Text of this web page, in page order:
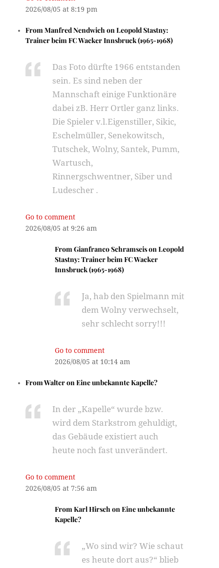
2026/08/05 at 8:19 pm
FromManfred NendwichonLeopold Stastny:
Trainer beim FC Wacker Innsbruck (1965-1968)
Das Foto dürfte 1966 entstanden
sein. Es sind neben der
Mannschaft einige Funktionäre
dabei zB. Herr Ortler ganz links.
Die Spieler v.l.Eigenstiller, Sikic,
Eschelmüller, Senekowitsch,
Tutschek, Wolny, Santek, Pumm,
Wartusch,
Rinnergschwentner, Siber und
Ludescher .
Go to comment
2026/08/05 at 9:26 am
FromGianfranco SchramseisonLeopold
Stastny: Trainer beim FC Wacker
Innsbruck (1965-1968)
Ja, hab den Spielmann mit
dem Wolny verwechselt,
sehr schlecht sorry!!!
Go to comment
2026/08/05 at 10:14 am
FromWalteronEine unbekannte Kapelle?
In der „Kapelle“ wurde bzw.
wird dem Starkstrom gehuldigt,
das Gebäude existiert auch
heute noch fast unverändert.
Go to comment
2026/08/05 at 7:56 am
FromKarl HirschonEine unbekannte
Kapelle?
„Wo sind wir? Wie schaut
es heute dort aus?“ blieb